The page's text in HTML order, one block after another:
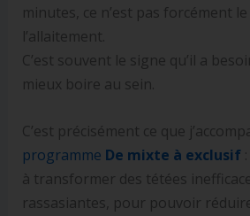
minutes, ce n’est pas forcément
l’allaitement.
C’est souvent le signe qu’il a
mieux boire au sein.
C’est précisément ce que
programme De mixte à exclusif
à transformer des tétées
rassasiantes, pour pouvoir